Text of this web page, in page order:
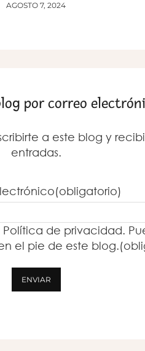
AGOSTO 7, 2024
por correo
a este blog y
entradas.
(obligatorio)
de privacidad.
el pie de este blog.
ENVIAR